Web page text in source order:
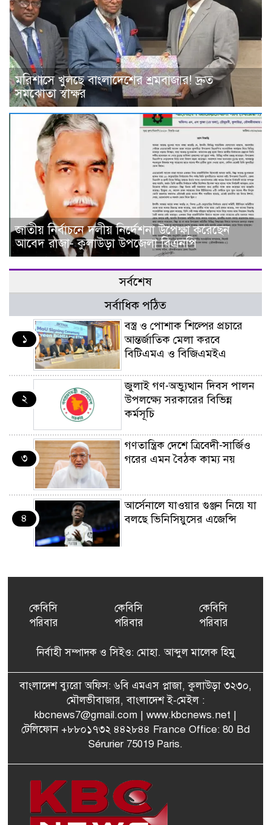
মরিশাসে খুলছে বাংলাদেশের শ্রমবাজার! দ্রুত
সমঝোতা স্বাক্ষর
জাতীয় নির্বাচনে দলীয় নির্দেশনা উপেক্ষা করেছেন
আবেদ রাজা- কুলাউড়া উপজেলা বিএনপি
সর্বশেষ
সর্বাধিক পঠিত
১
বস্ত্র ও পোশাক শিল্পের প্রচারে
আন্তর্জাতিক মেলা করবে
বিটিএমএ ও বিজিএমইএ
২
জুলাই গণ-অভ্যুত্থান দিবস পালন
উপলক্ষ্যে সরকারের বিভিন্ন
কর্মসূচি
৩
গণতান্ত্রিক দেশে ত্রিবেদী-সার্জিও
গরের এমন বৈঠক কাম্য নয়
৪
আর্সেনালে যাওয়ার গুঞ্জন নিয়ে যা
বলছে ভিনিসিয়ুসের এজেন্সি
৫
যুক্তরাষ্ট্র-জাপানের বিরল পদক্ষেপ
বেনজীরের অন্য দেশের পাসপোর্ট
পরিকল্পনা মন্ত্রণালয়ের স্থায়ী
কমিটি সদস্য হলেন এমপি শকু
মৌলভীবাজারের রাজনগরে
মরিশাসে খুলছে বাংলাদেশের
শ্রমবাজার! দ্রুত সমঝোতা স্বাক্ষর
কেবিসি
পরিবার
কেবিসি
পরিবার
কেবিসি
পরিবার
নির্বাহী সম্পাদক ও সিইও: মোহা. আব্দুল মালেক হিমু
বাংলাদেশ ব্যুরো অফিস: ৬বি এমএস প্লাজা, কুলাউড়া ৩২৩০,
মৌলভীবাজার, বাংলাদেশ ই-মেইল :
kbcnews7@gmail.com | www.kbcnews.net |
টেলিফোন +৮৮০১৭৩২ ৪৪২৮৪৪ France Office: 80 Bd
Sérurier 75019 Paris.